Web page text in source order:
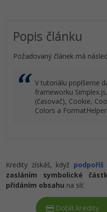
Popis článku
Požadovaný článek má
V tutoriálu popíšeme
frameworku
(časovač), Cookie,
Colors a FormatHelper.
Kredity získáš, když
zasláním symbolické
přidáním obsahu na síť.
Dobít kredity